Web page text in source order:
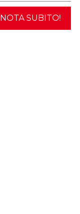
SUBITO!